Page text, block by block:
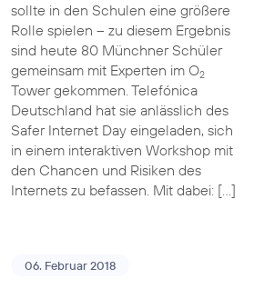
sollte in den Schulen eine größere
Rolle spielen – zu diesem Ergebnis
sind heute 80 Münchner Schüler
gemeinsam mit Experten im O2
Tower gekommen. Telefónica
Deutschland hat sie anlässlich des
Safer Internet Day eingeladen, sich
in einem interaktiven Workshop mit
den Chancen und Risiken des
Internets zu befassen. Mit dabei: […]
06. Februar 2018